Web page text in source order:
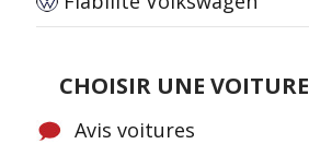
CHOISIR UNE VOITURE
Avis voitures